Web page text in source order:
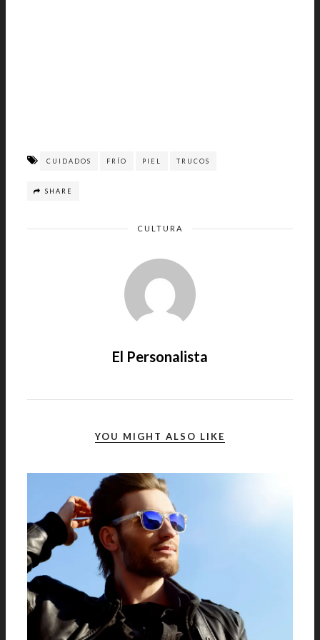
CUIDADOS FRÍO PIEL TRUCOS
SHARE
CULTURA
El Personalista
YOU MIGHT ALSO LIKE